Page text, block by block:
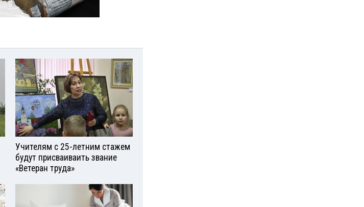
Учителям с 25-летним стажем
будут присваиваить звание
«Ветеран труда»